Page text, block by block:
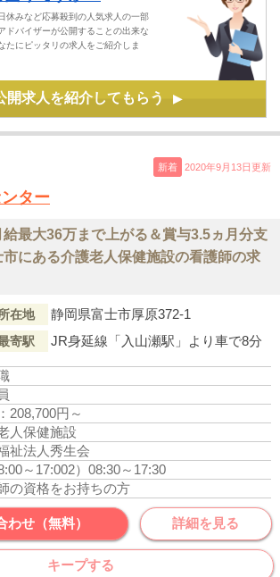
休みなど応募殺到の人気求人の一部
ドバイザーが公開することの出来な
たにピッタリの求人をご紹介しま
開求人を紹介してもらう ▶
新着 2020年9月13日更新
ター
最大36万まで上がる＆賞与3.5ヵ月分支
にある介護老人保健施設の看護師の求
在地 静岡県富士市厚原372-1
寄駅 JR身延線「入山瀬駅」より車で8分
208,700円～
人保健施設
祉法人秀生会
～17:002）08:30～17:30
の資格をお持ちの方
わせ（無料） 詳細を見る
キープする